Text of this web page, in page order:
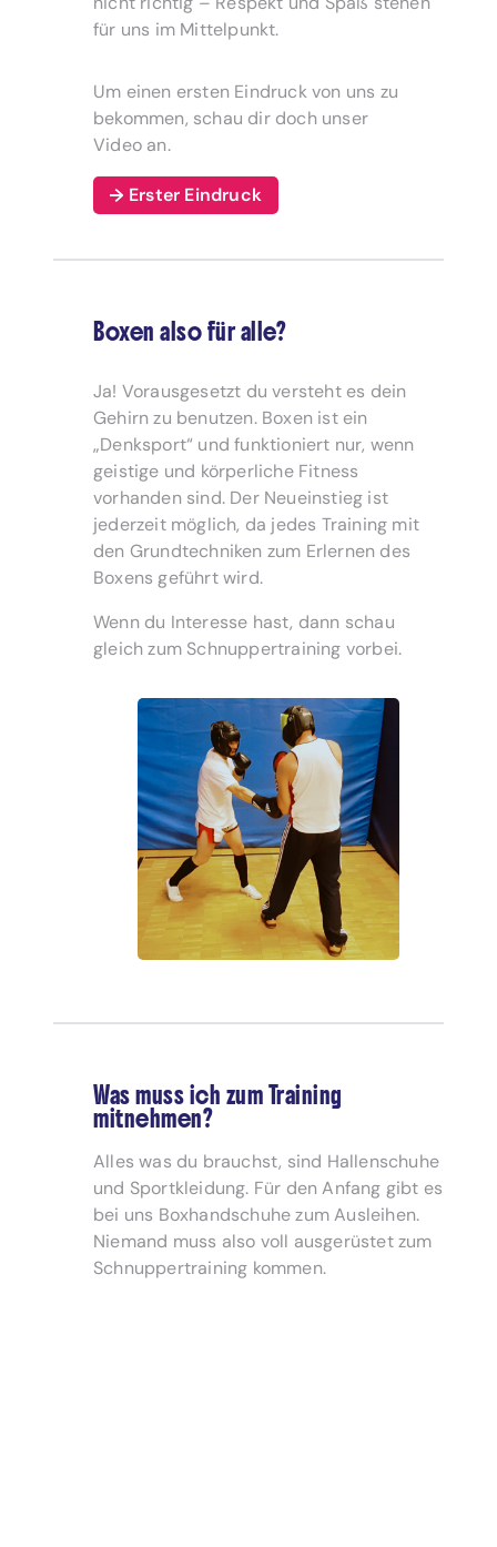
für uns im Mittelpunkt.
Um einen ersten Eindruck von uns zu
bekommen, schau dir doch unser
Video an.
Erster Eindruck
Boxen also für alle?
Ja! Vorausgesetzt du versteht es dein
Gehirn zu benutzen. Boxen ist ein
„Denksport“ und funktioniert nur, wenn
geistige und körperliche Fitness
vorhanden sind. Der Neueinstieg ist
jederzeit möglich, da jedes Training mit
den Grundtechniken zum Erlernen des
Boxens geführt wird.
Wenn du Interesse hast, dann schau
gleich zum Schnuppertraining vorbei.
Was muss ich zum Training
mitnehmen?
Alles was du brauchst, sind Hallenschuhe
und Sportkleidung. Für den Anfang gibt es
bei uns Boxhandschuhe zum Ausleihen.
Niemand muss also voll ausgerüstet zum
Schnuppertraining kommen.